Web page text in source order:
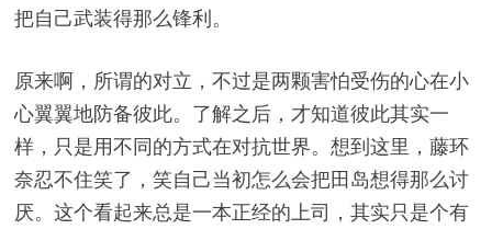
把自己武装得那么锋利。
原来啊，所谓的对立，不过是两颗害怕受伤的心在小
心翼翼地防备彼此。了解之后，才知道彼此其实一
样，只是用不同的方式在对抗世界。想到这里，藤环
奈忍不住笑了，笑自己当初怎么会把田岛想得那么讨
厌。这个看起来总是一本正经的上司，其实只是个有